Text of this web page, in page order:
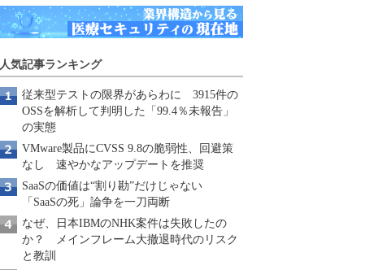
人気記事ランキング
従来型テストの限界があらわに 3915件の
OSSを解析して判明した「99.4％未報告」
の実態
VMware製品にCVSS 9.8の脆弱性、回避策
なし 速やかなアップデートを推奨
SaaSの価値は“割り勘”だけじゃない
「SaaSの死」論争を一刀両断
なぜ、日本IBMのNHK案件は失敗したの
か？ メインフレーム大撤退時代のリスク
と教訓